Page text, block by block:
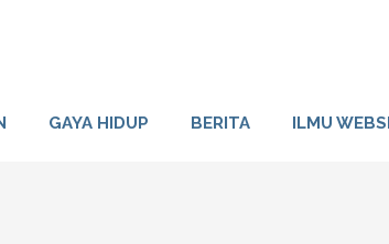
GAYA HIDUP BERITA ILMU